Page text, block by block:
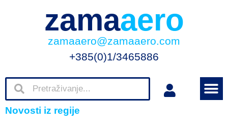
zamaaero
zamaaero@zamaaero.com
+385(0)1/3465886
Novosti iz regije